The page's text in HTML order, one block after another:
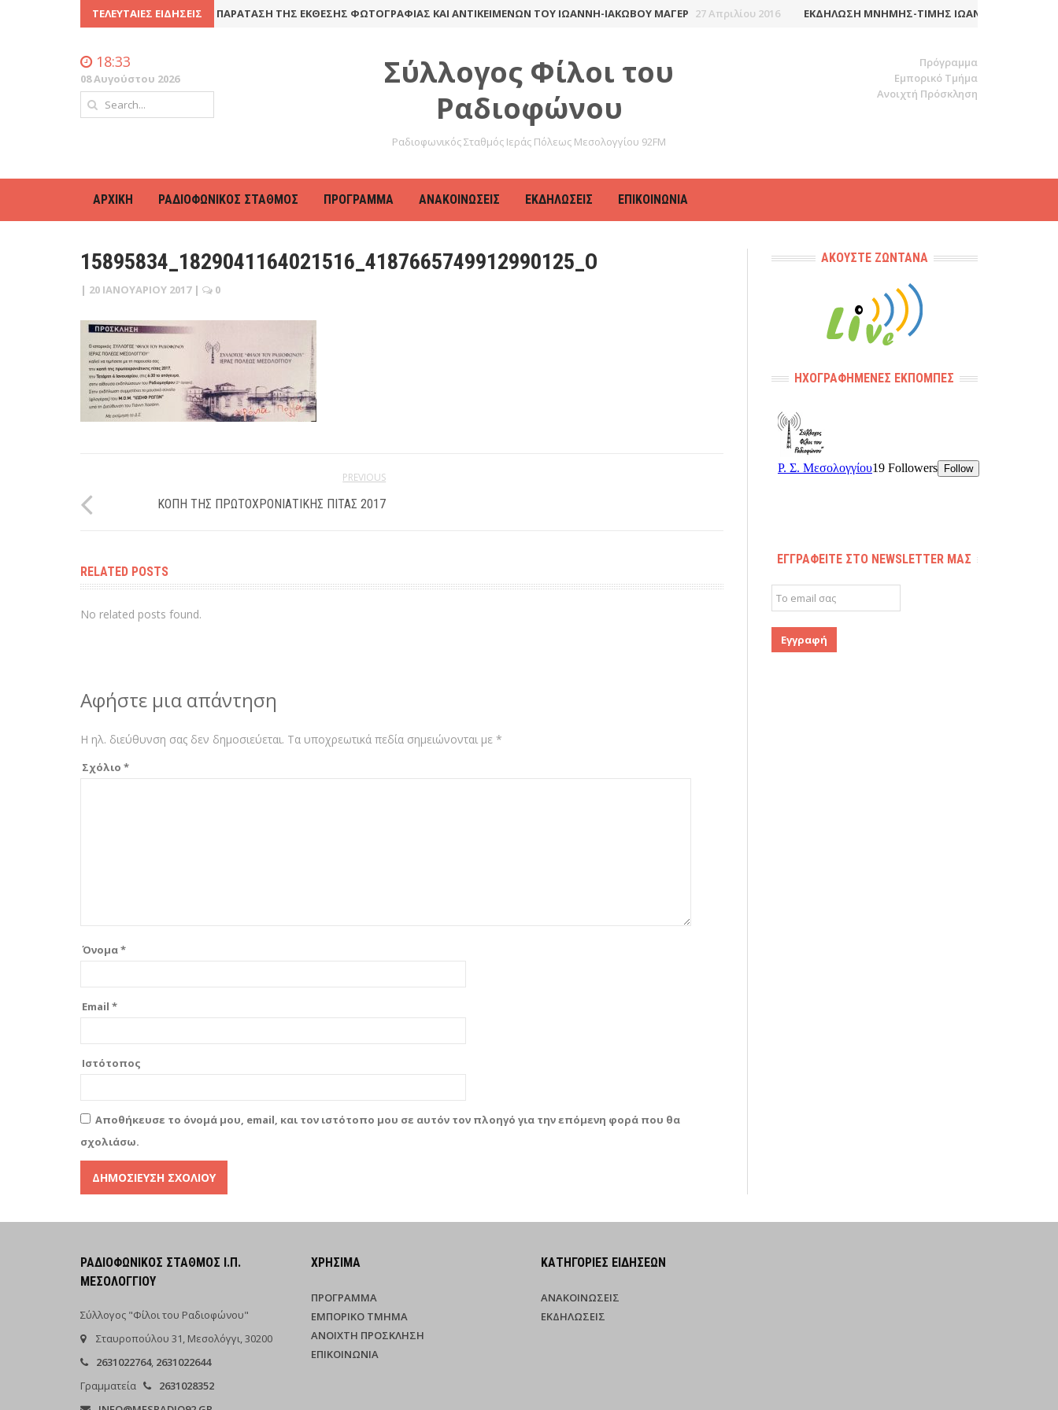
ΤΕΛΕΥΤΑΊΕΣ ΕΙΔΉΣΕΙΣ
ΣΥΝΈΛΕΥΣΗ 8 Ιουλίου 2016 ΠΑΡΆΤΑΣΗ ΤΗΣ ΈΚΘΕΣΗΣ ΦΩΤΟΓΡΑΦΊΑΣ ΚΑΙ ΑΝΤΙΚΕΙΜΈΝΩΝ ΤΟΥ ΙΩΆΝΝΗ-ΙΑΚΏΒΟΥ ΜΆΓΕΡ 27 Απριλίου 2016 ΕΚΔΉΛΩΣΗ ΜΝΉΜΗΣ-ΤΙΜΉΣ ΙΩΆΝΝΗ-ΙΑΚΏΒΟΥ
Σύλλογος Φίλοι του
Ραδιοφώνου
Ραδιοφωνικός Σταθμός Ιεράς Πόλεως Μεσολογγίου 92FM
18:33
08 Αυγούστου 2026
Πρόγραμμα
Εμπορικό Τμήμα
Ανοιχτή Πρόσκληση
ΑΡΧΙΚΉ ΡΑΔΙΟΦΩΝΙΚΌΣ ΣΤΑΘΜΌΣ ΠΡΌΓΡΑΜΜΑ ΑΝΑΚΟΙΝΏΣΕΙΣ ΕΚΔΗΛΏΣΕΙΣ ΕΠΙΚΟΙΝΩΝΊΑ
15895834_1829041164021516_4187665749912990125_O
| 20 ΙΑΝΟΥΑΡΊΟΥ 2017 | 0
PREVIOUS
ΚΟΠΉ ΤΗΣ ΠΡΩΤΟΧΡΟΝΙΆΤΙΚΗΣ ΠΊΤΑΣ 2017
RELATED POSTS
No related posts found.
Αφήστε μια απάντηση
Η ηλ. διεύθυνση σας δεν δημοσιεύεται. Τα υποχρεωτικά πεδία σημειώνονται με *
Σχόλιο *
Όνομα*
Email *
Ιστότοπος
Αποθήκευσε το όνομά μου, email, και τον ιστότοπο μου σε αυτόν τον πλοηγό για την επόμενη φορά που θα
σχολιάσω.
ΑΚΟΎΣΤΕ ΖΩΝΤΑΝΆ
ΗΧΟΓΡΑΦΗΜΈΝΕΣ ΕΚΠΟΜΠΈΣ
ΕΓΓΡΑΦΕΊΤΕ ΣΤΟ NEWSLETTER ΜΑΣ
ΡΑΔΙΟΦΩΝΙΚΌΣ ΣΤΑΘΜΌΣ Ι.Π.
ΜΕΣΟΛΟΓΓΊΟΥ
Σύλλογος "Φίλοι του Ραδιοφώνου"
Σταυροπούλου 31, Μεσολόγγι, 30200
2631022764, 2631022644
Γραμματεία
2631028352
ΧΡΉΣΙΜΑ
ΠΡΌΓΡΑΜΜΑ
ΕΜΠΟΡΙΚΌ ΤΜΉΜΑ
ΑΝΟΙΧΤΉ ΠΡΌΣΚΛΗΣΗ
ΕΠΙΚΟΙΝΩΝΊΑ
ΚΑΤΗΓΟΡΊΕΣ ΕΙΔΉΣΕΩΝ
ΑΝΑΚΟΙΝΏΣΕΙΣ
ΕΚΔΗΛΏΣΕΙΣ